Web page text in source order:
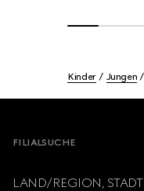
Kinder Jungen
FILIALSUCHE
LAND/REGION, STADT